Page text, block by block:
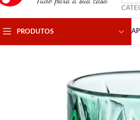
PRODUTOS